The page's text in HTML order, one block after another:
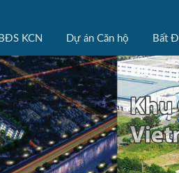
BĐS KCN Dự án Căn hộ Bất